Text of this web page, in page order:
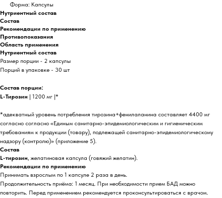
Форма: Капсулы
Нутриентный состав
Состав
Рекомендации по применению
Противопоказания
Область применения
Нутриентный состав
Размер порции - 2 капсулы
Порций в упаковке - 30 шт
Состав порции:
L-Тирозин | 1200 мг |*
*адекватный уровень потребления тирозина+фенилаланина составляет 4400 мг
согласно согласно «Единым санитарно-эпидемиологическим и гигиеническим
требованиям к продукции (товару), подлежащей санитарно-эпидемиологическому
надзору (контролю)» (приложение 5).
Состав
L-тирозин, желатиновая капсула (говяжий желатин).
Рекомендации по применению
Принимать взрослым по 1 капсуле 2 раза в день.
Продолжительность приёма: 1 месяц. При необходимости прием БАД можно
повторить. Перед применением рекомендуется проконсультироваться с врачом.